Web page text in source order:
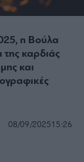
η Βούλα
της καρδιάς
και
08/09/202515:26